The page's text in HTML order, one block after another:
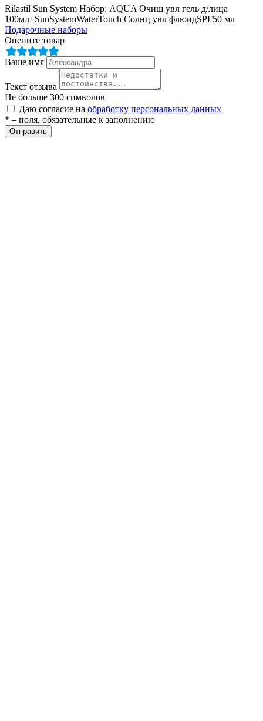
Rilastil Sun System Набор: AQUA Очищ увл гель д/лица
100мл+SunSystemWaterTouch Солнц увл флюидSPF50 мл
Подарочные наборы
Оцените товар
Ваше имя
Текст отзыва
Не больше 300 символов
Даю согласие на обработку персональных данных
* – поля, обязательные к заполнению
Отправить